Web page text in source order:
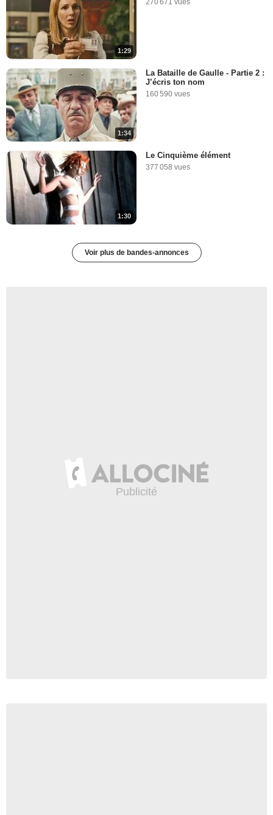
1:29
270 671 vues
1:34
La Bataille de Gaulle - Partie 2 :
J’écris ton nom
160 590 vues
1:30
Le Cinquième élément
377 058 vues
Voir plus de bandes-annonces